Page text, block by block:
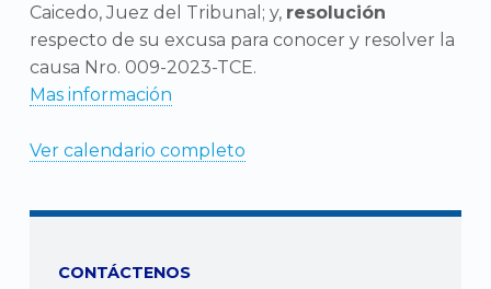
Caicedo, Juez del Tribunal; y, resolución
respecto de su excusa para conocer y resolver la
causa Nro. 009-2023-TCE.
Mas información
Ver calendario completo
CONTÁCTENOS